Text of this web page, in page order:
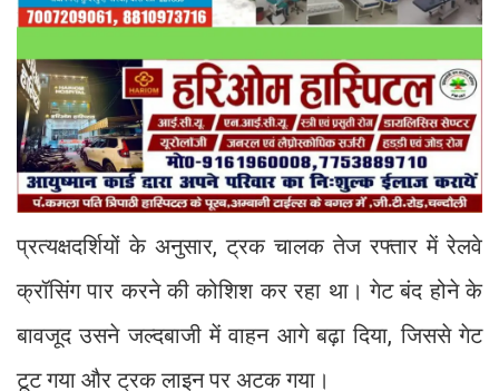
प्रत्यक्षदर्शियों के अनुसार, ट्रक चालक तेज रफ्तार में रेलवे
क्रॉसिंग पार करने की कोशिश कर रहा था। गेट बंद होने के
बावजूद उसने जल्दबाजी में वाहन आगे बढ़ा दिया, जिससे गेट
टूट गया और ट्रक लाइन पर अटक गया।